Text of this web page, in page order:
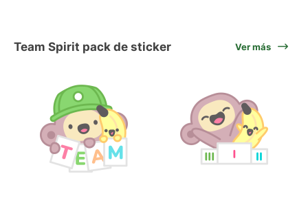
Team Spirit pack de sticker Ver más